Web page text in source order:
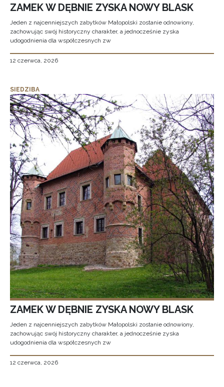
ZAMEK W DĘBNIE ZYSKA NOWY BLASK
Jeden z najcenniejszych zabytków Małopolski zostanie odnowiony,
zachowując swój historyczny charakter, a jednocześnie zyska
udogodnienia dla współczesnych zw
12 czerwca, 2026
SIEDZIBA
ZAMEK W DĘBNIE ZYSKA NOWY BLASK
Jeden z najcenniejszych zabytków Małopolski zostanie odnowiony,
zachowując swój historyczny charakter, a jednocześnie zyska
udogodnienia dla współczesnych zw
12 czerwca, 2026